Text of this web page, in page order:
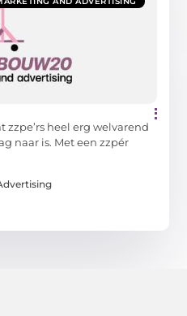
zzpe’rs heel erg welvarend
naar is. Met een zzpér